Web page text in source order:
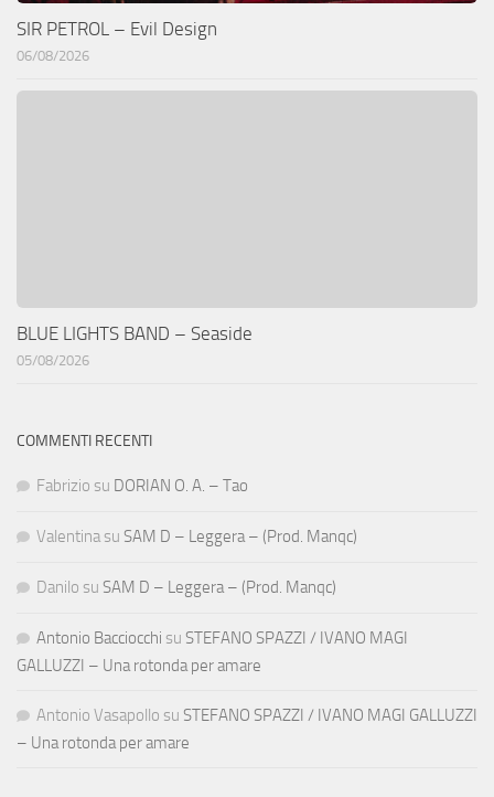
SIR PETROL – Evil Design
06/08/2026
BLUE LIGHTS BAND – Seaside
05/08/2026
COMMENTI RECENTI
Fabrizio su DORIAN O. A. – Tao
Valentina su SAM D – Leggera – (Prod. Manqc)
Danilo su SAM D – Leggera – (Prod. Manqc)
Antonio Bacciocchi su STEFANO SPAZZI / IVANO MAGI
GALLUZZI – Una rotonda per amare
Antonio Vasapollo su STEFANO SPAZZI / IVANO MAGI GALLUZZI
– Una rotonda per amare